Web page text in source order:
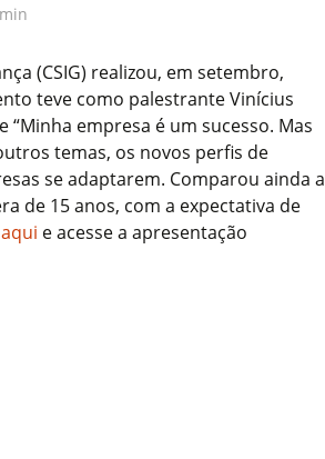
(CSIG) realizou, em setembro,
teve como palestrante Vinícius
empresa é um sucesso. Mas
temas, os novos perfis de
se adaptarem. Comparou ainda a
de 15 anos, com a expectativa de
aqui e acesse a apresentação